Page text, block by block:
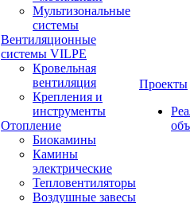
Мультизональные
системы
Вентиляционные
системы VILPE
Кровельная
вентиляция
Крепления и
инструменты
Отопление
Биокамины
Камины
электрические
Тепловентиляторы
Воздушные завесы
Проекты